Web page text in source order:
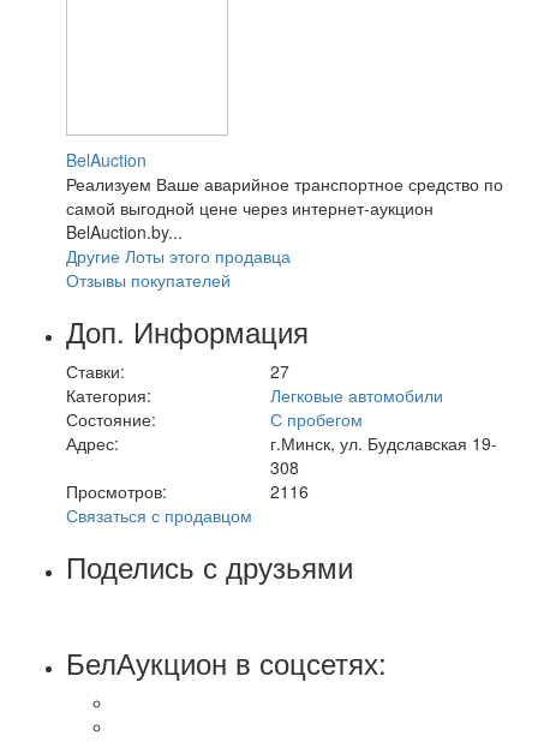
BelAuction
Реализуем Ваше аварийное транспортное средство по
самой выгодной цене через интернет-аукцион
BelAuction.by...
Другие Лоты этого продавца
Отзывы покупателей
Доп. Информация
Ставки:
27
Категория:
Легковые автомобили
Состояние:
С пробегом
Адрес:
г.Минск, ул. Будславская 19-
308
Просмотров:
2116
Связаться с продавцом
Поделись с друзьями
БелАукцион в соцсетях: